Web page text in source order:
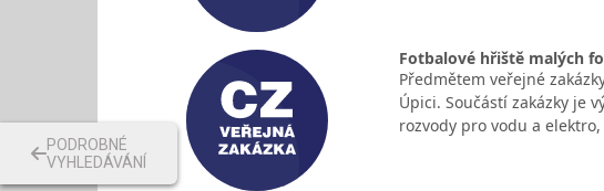
Fotbalové hřiště malých
Předmětem veřejné
Úpici. Součástí zakázky je
rozvody pro vodu a
PODROBNÉ
VYHLEDÁVÁNÍ